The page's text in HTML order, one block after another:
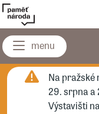
Na pražské
29. srpna a
Výstavišti